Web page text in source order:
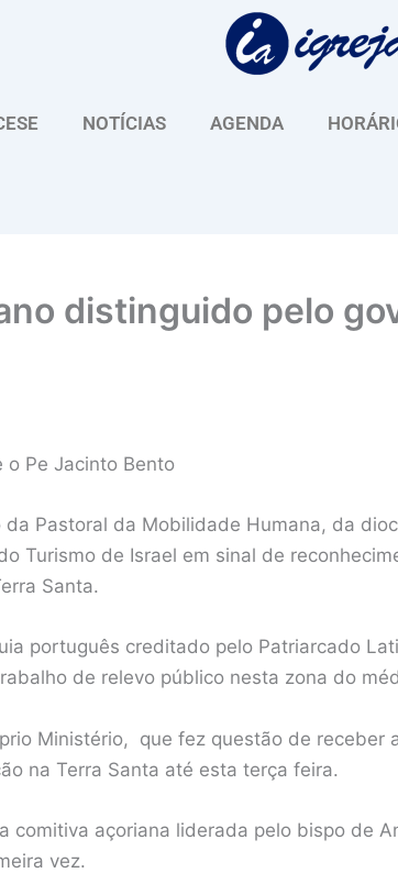
NOTÍCIAS AGENDA
distinguido pelo
o Pe Jacinto Bento
da Pastoral da Mobilidade Humana, da
Turismo de Israel em sinal de
Santa.
português creditado pelo Patriarcado
de relevo público nesta zona do
Ministério, que fez questão de receber
na Terra Santa até esta terça feira.
comitiva açoriana liderada pelo bispo de
vez.